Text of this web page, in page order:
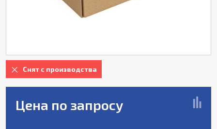
Снят с производства
Цена по запросу